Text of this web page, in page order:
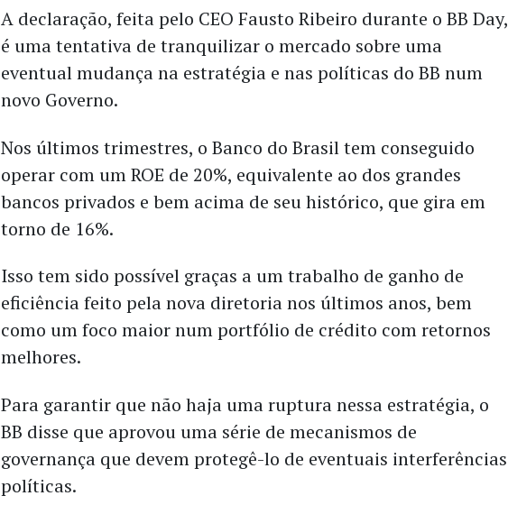
A declaração, feita pelo CEO Fausto Ribeiro durante o BB Day,
é uma tentativa de tranquilizar o mercado sobre uma
eventual mudança na estratégia e nas políticas do BB num
novo Governo.
Nos últimos trimestres, o Banco do Brasil tem conseguido
operar com um ROE de 20%, equivalente ao dos grandes
bancos privados e bem acima de seu histórico, que gira em
torno de 16%.
Isso tem sido possível graças a um trabalho de ganho de
eficiência feito pela nova diretoria nos últimos anos, bem
como um foco maior num portfólio de crédito com retornos
melhores.
Para garantir que não haja uma ruptura nessa estratégia, o
BB disse que aprovou uma série de mecanismos de
governança que devem protegê-lo de eventuais interferências
políticas.